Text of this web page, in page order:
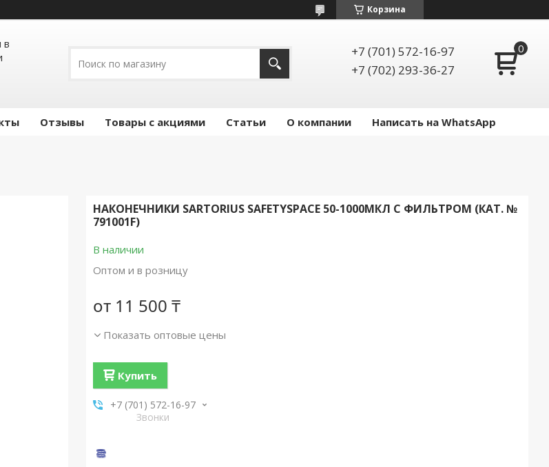
Корзина
в
+7 (701) 572-16-97
+7 (702) 293-36-27
Отзывы Товары с акциями Статьи О компании Написать на WhatsApp
НАКОНЕЧНИКИ SARTORIUS SAFETYSPACE 50-1000МКЛ С ФИЛЬТРОМ (КАТ. №
791001F)
В наличии
Оптом и в розницу
от 11 500 ₸
Показать оптовые цены
Купить
+7 (701) 572-16-97
Звонки